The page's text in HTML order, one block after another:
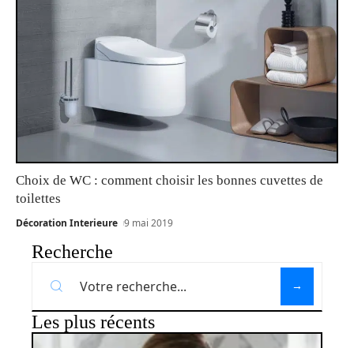
Choix de WC : comment choisir les bonnes cuvettes de
toilettes
Décoration Interieure 9 mai 2019
Recherche
Les plus récents